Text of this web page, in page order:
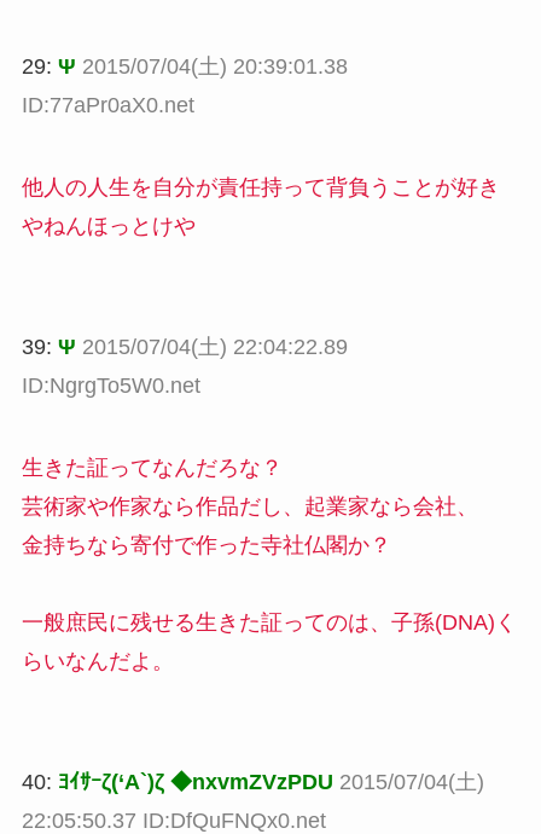
29: Ψ 2015/07/04(土) 20:39:01.38
ID:77aPr0aX0.net
他人の人生を自分が責任持って背負うことが好き
やねんほっとけや
39: Ψ 2015/07/04(土) 22:04:22.89
ID:NgrgTo5W0.net
生きた証ってなんだろな？
芸術家や作家なら作品だし、起業家なら会社、
金持ちなら寄付で作った寺社仏閣か？
一般庶民に残せる生きた証ってのは、子孫(DNA)く
らいなんだよ。
40: ﾖｲｻｰζ(‘A`)ζ ◆nxvmZVzPDU 2015/07/04(土)
22:05:50.37 ID:DfQuFNQx0.net